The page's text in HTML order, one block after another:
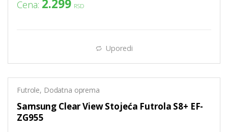
Cena: 2.299 RSD
Uporedi
Futrole, Dodatna oprema
Samsung Clear View Stojeća Futrola S8+ EF-
ZG955